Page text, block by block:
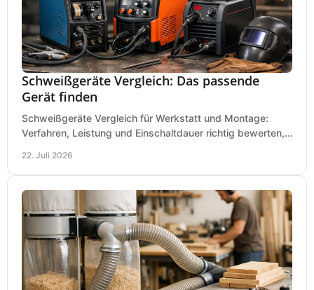
Schweißgeräte Vergleich: Das passende
Gerät finden
Schweißgeräte Vergleich für Werkstatt und Montage:
Verfahren, Leistung und Einschaltdauer richtig bewerten,
22. Juli 2026